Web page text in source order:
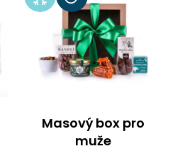
Masový box pro
muže